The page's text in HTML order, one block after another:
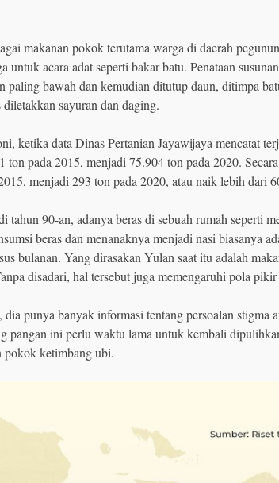
makanan pokok terutama warga di daerah
acara adat seperti bakar batu. Penataan
paling bawah dan kemudian ditutup daun, ditimpa
sayuran dan daging.
ketika data Dinas Pertanian Jayawijaya mencatat
pada 2015, menjadi 75.904 ton pada 2020.
menjadi 293 ton pada 2020, atau naik lebih dari
90-an, adanya beras di sebuah rumah seperti
beras dan menanaknya menjadi nasi biasanya
bulanan. Yang dirasakan Yulan saat itu adalah
disadari, hal tersebut juga memengaruhi pola
punya banyak informasi tentang persoalan stigma
pangan ini perlu waktu lama untuk kembali
ketimbang ubi.